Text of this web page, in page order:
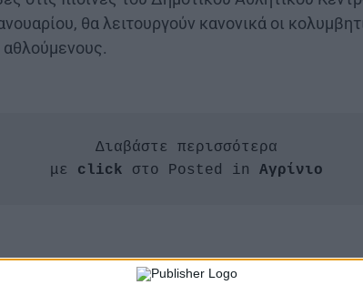
θα λειτουργούν κανονικά οι
αθλούμενους.
Διαβάστε περισσότερα
με
click στο Posted in Αγρίνιο